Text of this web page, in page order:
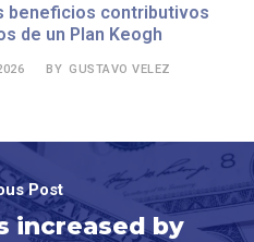
beneficios contributivos
de un Plan Keogh
BY GUSTAVO VELEZ
Post
increased by